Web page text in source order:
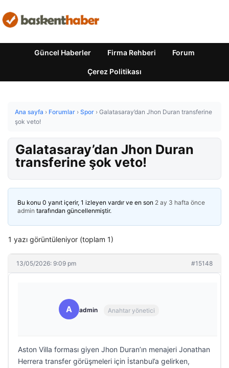
Güncel Haberler Firma Rehberi Forum
Çerez Politikası
Ana sayfa › Forumlar › Spor › Galatasaray’dan Jhon Duran transferine
şok veto!
Galatasaray’dan Jhon Duran
transferine şok veto!
Bu konu 0 yanıt içerir, 1 izleyen vardır ve en son 2 ay 3 hafta önce
admin tarafından güncellenmiştir.
1 yazı görüntüleniyor (toplam 1)
13/05/2026: 9:09 pm #15148
A admin Anahtar yönetici
Aston Villa forması giyen Jhon Duran’ın menajeri Jonathan
Herrera transfer görüşmeleri için İstanbul’a gelirken,